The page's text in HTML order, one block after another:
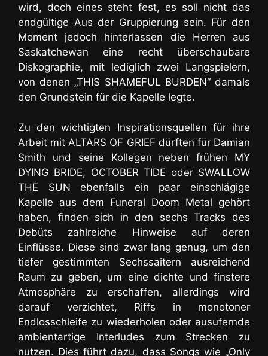
wird, doch eines steht fest, es soll nicht das
endgültige Aus der Gruppierung sein. Für den
Moment jedoch hinterlassen die Herren aus
Saskatchewan eine recht überschaubare
Diskographie, mit lediglich zwei Langspielern,
von denen „THIS SHAMEFUL BURDEN“ damals
den Grundstein für die Kapelle legte.
Zu den wichtigten Inspirationsquellen für ihre
Arbeit mit ALTARS OF GRIEF dürften für Damian
Smith und seine Kollegen neben frühen MY
DYING BRIDE, OCTOBER TIDE oder SWALLOW
THE SUN ebenfalls ein paar einschlägige
Kapelle aus dem Funeral Doom Metal gehört
haben, finden sich in den sechs Tracks des
Debüts zahlreiche Hinweise auf deren
Einflüsse. Diese sind zwar lang genug, um den
tiefer gestimmten Sechssaitern ausreichend
Raum zu geben, um eine dichte und finstere
Atmosphäre zu erschaffen, allerdings wird
darauf verzichtet, Riffs in monotoner
Endlosschleife zu wiederholen oder ausufernde
ambientartige Interludes zum Strecken zu
nutzen. Dies führt dazu, dass Songs wie „Only